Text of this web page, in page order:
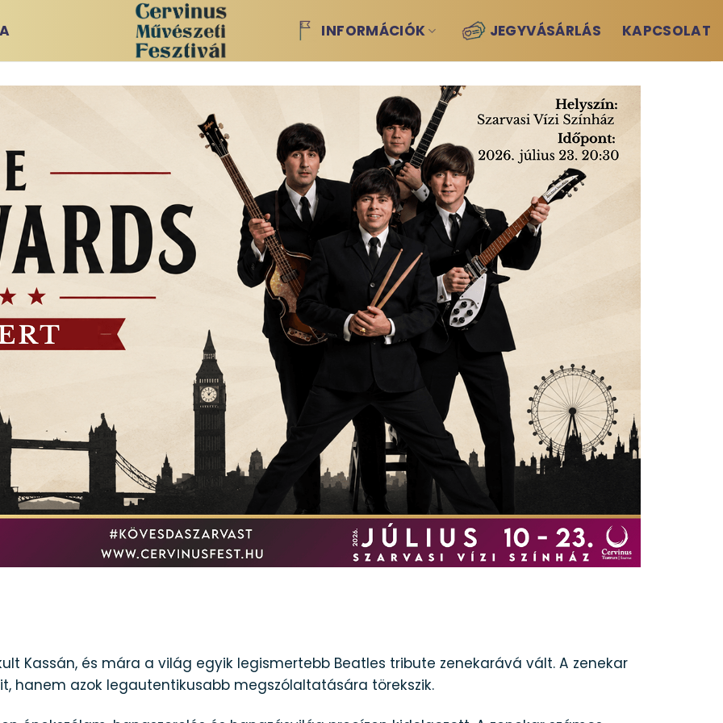
INFORMÁCIÓK JEGYVÁSÁRLÁS KAPCSOLAT
Kassán, és mára a világ egyik legismertebb Beatles tribute zenekarává vált. A zenekar
hanem azok legautentikusabb megszólaltatására törekszik.